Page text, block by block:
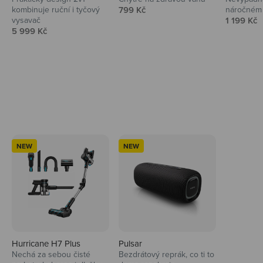
kombinuje ruční i tyčový
vysavač
Prodejní cena
5 999 Kč
Prodejní cena
799 Kč
Prodejní
1 199 Kč
NEW
Hurricane H7 Plus
Nechá za sebou čisté
NEW
Pulsar
Bezdrátový reprák, co ti to